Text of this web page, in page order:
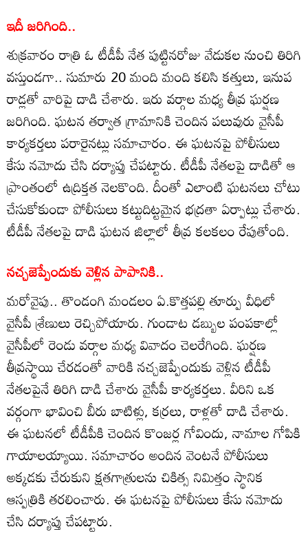
ఇదీ జరిగింది..
శుక్రవారం రాత్రి ఓ టీడీపీ నేత పుట్టినరోజు వేడుకల నుంచి తిరిగి
వస్తుండగా.. సుమారు 20 మంది మంది కలిసి కత్తులు, ఇనుప
రాడ్లతో వారిపై దాడి చేశారు. ఇరు వర్గాల మధ్య తీవ్ర ఘర్షణ
జరిగింది. ఘటన తర్వాత గ్రామానికి చెందిన పలువురు వైసీపీ
కార్యకర్తలు పరారైనట్లు సమాచారం. ఈ ఘటనపై పోలీసులు
కేసు నమోదు చేసి దర్యాప్తు చేపట్టారు. టీడీపీ నేతలపై దాడితో ఆ
ప్రాంతంలో ఉద్రిక్తత నెలకొంది. దీంతో ఎలాంటి ఘటనలు చోటు
చేసుకోకుండా పోలీసులు కట్టుదిట్టమైన భద్రతా ఏర్పాట్లు చేశారు.
టీడీపీ నేతలపై దాడి ఘటన జిల్లాలో తీవ్ర కలకలం రేపుతోంది.
నచ్చజెప్పేందుకు వెళ్లిన పాపానికి..
మరోవైపు.. తొండంగి మండలం ఏ.కొత్తపల్లి తూర్పు వీధిలో
వైసీపీ శ్రేణులు రెచ్చిపోయారు. గుండాట డబ్బుల పంపకాల్లో
వైసీపీలో రెండు వర్గాల మధ్య వివాదం చెలరేగింది. ఘర్షణ
తీవ్రస్థాయి చేరడంతో వారికి నచ్చజెప్పేందుకు వెళ్లిన టీడీపీ
నేతలపైనే తిరిగి దాడి చేశారు వైసీపీ కార్యకర్తలు. వీరిని ఒక
వర్గంగా భావించి బీరు బాటిళ్లు, కర్రలు, రాళ్లతో దాడి చేశారు.
ఈ ఘటనలో టీడీపీకి చెందిన కొంజర్ల గోవిందు, నామాల గోపికి
గాయాలయ్యాయి. సమాచారం అందిన వెంటనే పోలీసులు
అక్కడకు చేరుకుని క్షతగాత్రులను చికిత్స నిమిత్తం స్థానిక
ఆస్పత్రికి తరలించారు. ఈ ఘటనపై పోలీసులు కేసు నమోదు
చేసి దర్యాప్తు చేపట్టారు.